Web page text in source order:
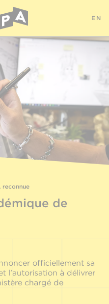
EN
reconnue
de
officiellement sa
l’autorisation à délivrer
chargé de